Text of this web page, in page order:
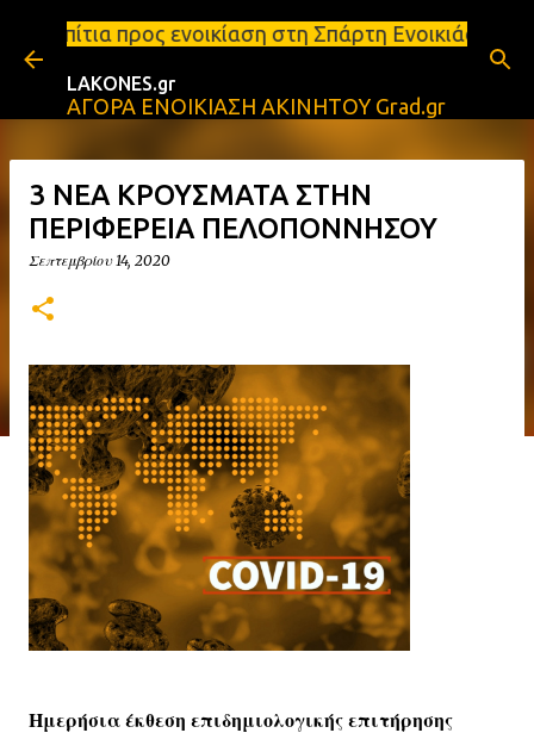
Μετάβαση στο κύριο περιεχόμενο
στη Σπάρτη Ενοικιάσεις
LAKONES.gr
ΑΓΟΡΑ ΕΝΟΙΚΙΑΣΗ ΑΚΙΝΗΤΟΥ Grad.gr
3 ΝΕΑ ΚΡΟΥΣΜΑΤΑ ΣΤΗΝ
ΠΕΡΙΦΕΡΕΙΑ ΠΕΛΟΠΟΝΝΗΣΟΥ
Σεπτεμβρίου 14, 2020
Ημερήσια έκθεση επιδημιολογικής επιτήρησης